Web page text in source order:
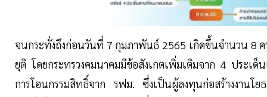
จนกระทั่งถึงก่อนวันที่ 7 กุมภาพันธ์ 2565 เกิดขึ้นจำนวน 8 ค
ยุติ โดยกระทรวงคมนาคมมีข้อสังเกตเพิ่มเติมจาก 4 ประเ
การโอนกรรมสิทธิ์จาก รฟม. ซึ่งเป็นผู้ลงทุนก่อสร้างงานโย